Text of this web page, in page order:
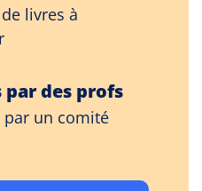
de livres à
par des profs
par un comité